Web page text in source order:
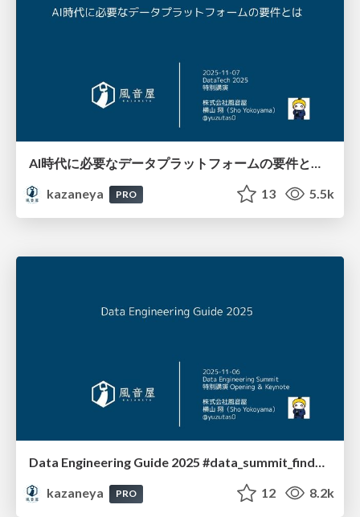
AI時代に必要なデータプラットフォームの要件とは by @Kazaneya_PR / 20251107
kazaneya
PRO 13 5.5k
Data Engineering Guide 2025 #data_summit_findy by @Kazaneya_PR / 20251106
kazaneya
PRO 12 8.2k